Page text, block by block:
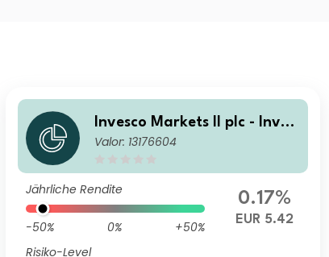
Invesco Markets II plc - Inves
co BulletShares 2030 EUR C
cumulation
Valor: 13176604
Jährliche Rendite
-50% 0%
+50%
Risiko-Level
0.17%
EUR 5.42